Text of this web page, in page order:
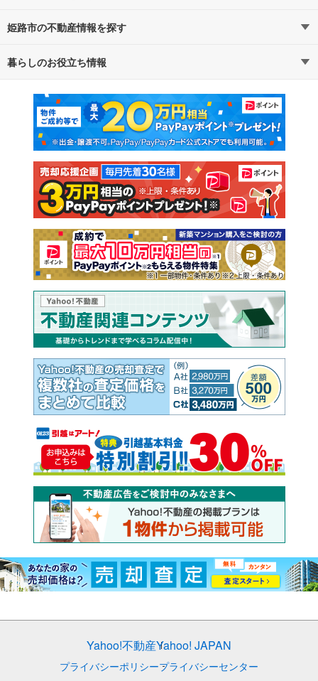
路線・駅から探す
通勤・通学時間から探す
姫路市の不動産情報を探す
不動産・住宅
新築マンション 中古マンション
新築一戸建て 中古一戸建て
注文住宅 土地
売却査定
暮らしのお役立ち情報
マンションカタログ 教えて！住まいの先生
Yahoo!不動産Yahoo! JAPAN
プライバシーポリシープライバシーセンター